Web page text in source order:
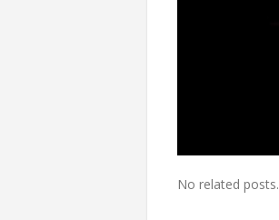
No related posts.